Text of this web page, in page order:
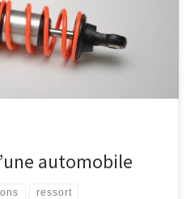
automobile
ressort